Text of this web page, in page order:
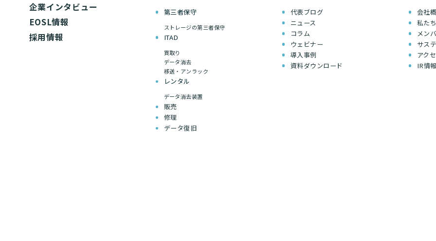
企業インタビュー
EOSL情報
採用情報
第三者保守
ストレージの第三者保守
ITAD
買取り
データ消去
移送・アンラック
レンタル
データ消去装置
販売
修理
データ復旧
代表ブログ
ニュース
コラム
ウェビナー
導入事例
資料ダウンロード
会社
私た
メン
サス
アク
IR情報